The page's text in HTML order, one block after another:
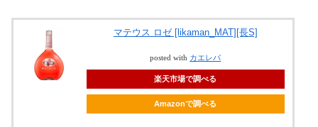
マテウス ロゼ [likaman_MAT][長S]
posted with カエレバ
楽天市場で調べる
Amazonで調べる